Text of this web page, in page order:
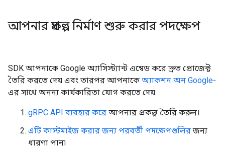
আপনার প্রকল্প নির্মাণ শুরু করার পদক্ষেপ
SDK আপনাকে Google অ্যাসিস্ট্যান্ট এম্বেড করে দ্রুত প্রোজেক্ট
তৈরি করতে দেয় এবং তারপর আপনাকে অ্যাকশন অন Google-
এর সাথে অনন্য কার্যকারিতা যোগ করতে দেয়:
gRPC API ব্যবহার করে আপনার প্রকল্প তৈরি করুন।
এটি কাস্টমাইজ করার জন্য পরবর্তী পদক্ষেপগুলিরজন্য
ধারণা পান৷